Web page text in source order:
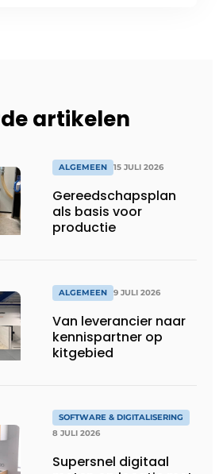
artikelen
ALGEMEEN 15 JULI 2026
Gereedschapsplan
als basis voor
productie
ALGEMEEN 9 JULI 2026
Van leverancier naar
kennispartner op
kitgebied
SOFTWARE & DIGITALISERING
8 JULI 2026
Supersnel digitaal